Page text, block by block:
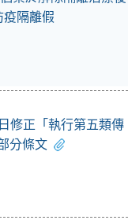
隔離假
修正「執行第五類傳
分條文